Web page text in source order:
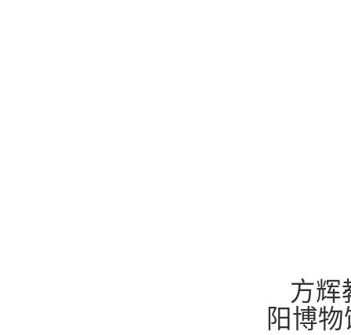
方辉
阳博